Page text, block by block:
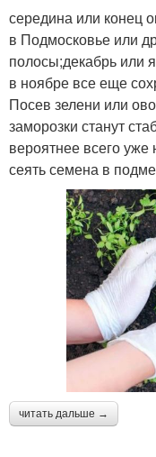
середина или конец
в Подмосковье или
полосы;декабрь или
в ноябре все еще
Посев зелени или
заморозки станут
вероятнее всего
сеять семена в
читать дальше →